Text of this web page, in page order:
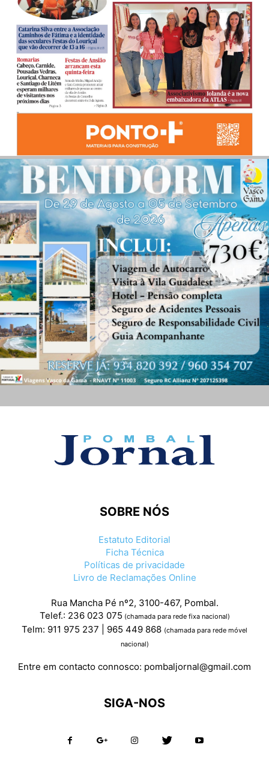
SOBRE NÓS
Estatuto Editorial
Ficha Técnica
Políticas de privacidade
Livro de Reclamações Online
Rua Mancha Pé nº2, 3100-467, Pombal.
Telef.: 236 023 075 (chamada para rede fixa nacional)
Telm: 911 975 237 | 965 449 868 (chamada para rede móvel
nacional)
Entre em contacto connosco: pombaljornal@gmail.com
SIGA-NOS